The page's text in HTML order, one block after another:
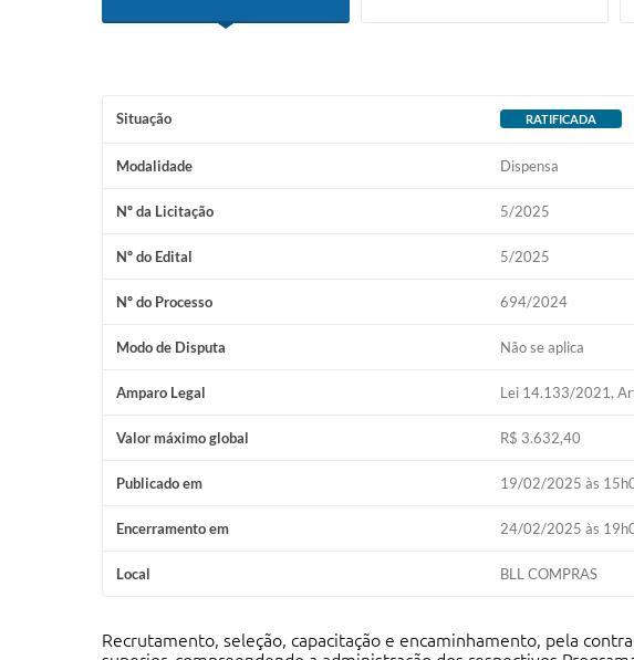
Situação RATIFICADA
Modalidade Dispensa
Nº da Licitação 5/2025
Nº do Edital 5/2025
Nº do Processo 694/2024
Modo de Disputa Não se aplica
Amparo Legal Lei 14.133/2021,
Valor máximo global R$ 3.632,40
Publicado em 19/02/2025 às
Encerramento em 24/02/2025 às
Local BLL COMPRAS
Recrutamento, seleção, capacitação e encaminhamento, pela